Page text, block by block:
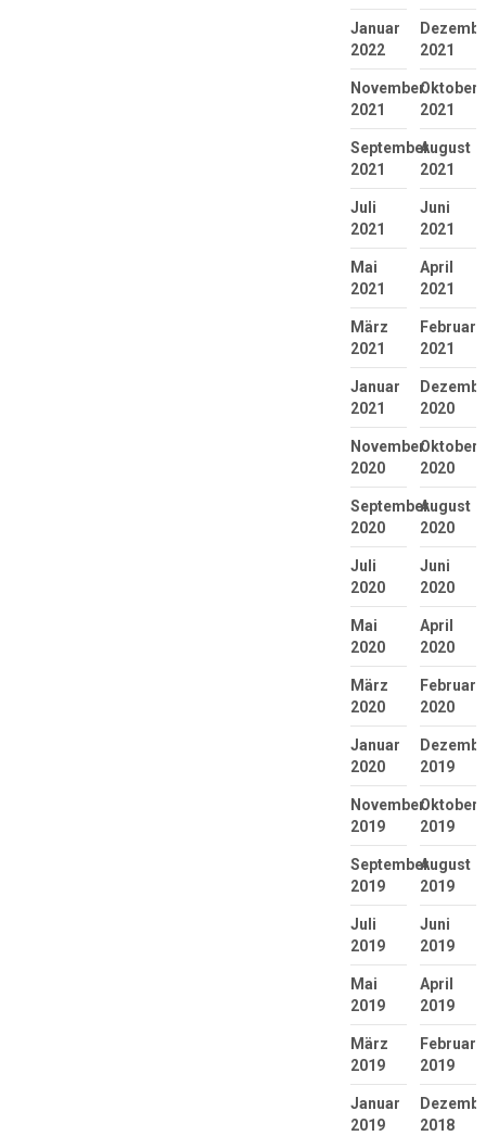
Januar
2022
2021
November
2021
Oktober
2021
September
2021
August
2021
Juli
2021
Juni
2021
Mai
2021
April
2021
März
2021
Februar
2021
Januar
2021
2020
November
2020
Oktober
2020
September
2020
August
2020
Juli
2020
Juni
2020
Mai
2020
April
2020
März
2020
Februar
2020
Januar
2020
2019
November
2019
Oktober
2019
September
2019
August
2019
Juli
2019
Juni
2019
Mai
2019
April
2019
März
2019
Februar
2019
Januar
2019
2018